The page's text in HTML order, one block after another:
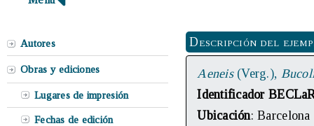
Autores
Obras y ediciones
Lugares de impresión
Fechas de edición
Descripción del
Aeneis(Verg.),
Identificador
Ubicación: Barcelona